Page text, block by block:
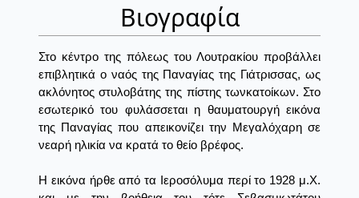
Βιογραφία
Στο κέντρο της πόλεως του Λουτρακίου προβάλλει
επιβλητικά ο ναός της Παναγίας της Γιάτρισσας, ως
ακλόνητος στυλοβάτης της πίστης τωνκατοίκων. Στο
εσωτερικό του φυλάσσεται η θαυματουργή εικόνα
της Παναγίας που απεικονίζει την Μεγαλόχαρη σε
νεαρή ηλικία να κρατά το θείο βρέφος.
Η εικόνα ήρθε από τα Ιεροσόλυμα περί το 1928 μ.Χ.